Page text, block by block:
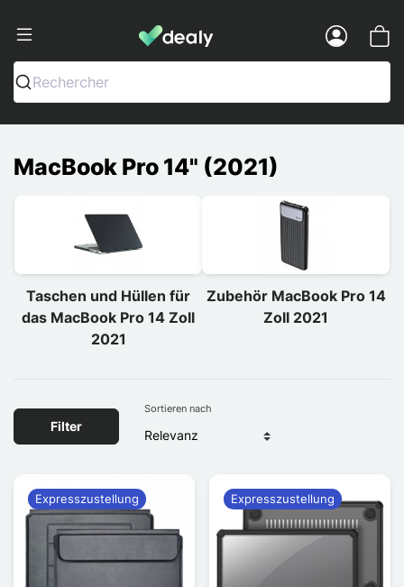
Dealy - Hüllen und Zubehör für
Rechercher
MacBook Pro 14" (2021)
Taschen und Hüllen für
das MacBook Pro 14 Zoll
2021
Zubehör MacBook Pro 14
Zoll 2021
Filter
Sortieren nach
Expresszustellung Expresszustellung